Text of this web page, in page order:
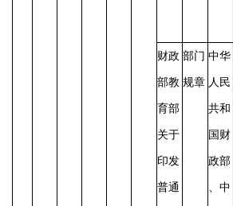
财政
部教
育部
关于
印发
普通
部门
规章
中华
人民
共和
国财
政部
、中